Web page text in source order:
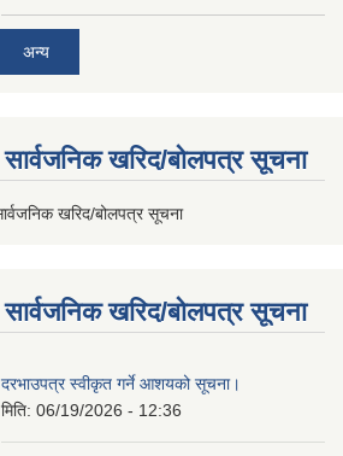
अन्य
सार्वजनिक खरिद/बोलपत्र सूचना
खरिद/बोलपत्र सूचना
सार्वजनिक खरिद/बोलपत्र सूचना
दरभाउपत्र स्वीकृत गर्ने आशयको सूचना।
मिति: 06/19/2026 - 12:36